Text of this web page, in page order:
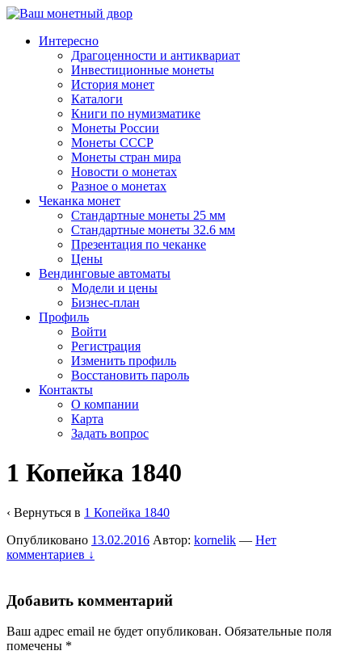
↓
основному
содержимому
Интересно
Драгоценности и антиквариат
Инвестиционные монеты
История монет
Каталоги
Книги по нумизматике
Монеты России
Монеты СССР
Монеты стран мира
Новости о монетах
Разное о монетах
Чеканка монет
Стандартные монеты 25 мм
Стандартные монеты 32.6 мм
Презентация по чеканке
Цены
Вендинговые автоматы
Модели и цены
Бизнес-план
Профиль
Войти
Регистрация
Изменить профиль
Восстановить пароль
Контакты
О компании
Карта
Задать вопрос
1 Копейка 1840
‹ Вернуться в 1 Копейка 1840
Опубликовано 13.02.2016 Автор: kornelik — Нет
комментариев ↓
Добавить комментарий
Ваш адрес email не будет опубликован. Обязательные поля
помечены *